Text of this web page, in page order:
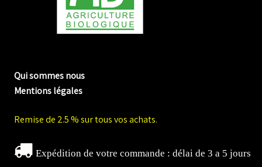
Qui sommes nous
Mentions légales
Remise de 2.5 % sur tous vos achats.
Expédition de votre commande : délai de 3 a 5 jours